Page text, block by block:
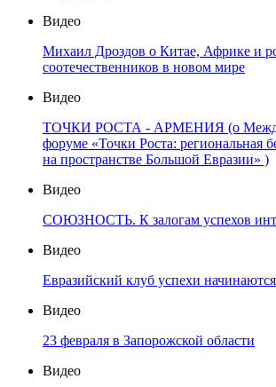
Видео
Михаил Дроздов о Китае, Африке и
соотечественников в новом мире
Видео
ТОЧКИ РОСТА - АРМЕНИЯ (о
форуме «Точки Роста: региональная
на пространстве Большой Евразии» )
Видео
СОЮЗНОСТЬ. К залогам успехов
Видео
Евразийский клуб успехи
Видео
23 февраля в Запорожской области
Видео